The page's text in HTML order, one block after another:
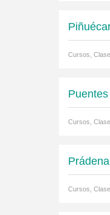
Cursos,
Cursos,
Cursos,